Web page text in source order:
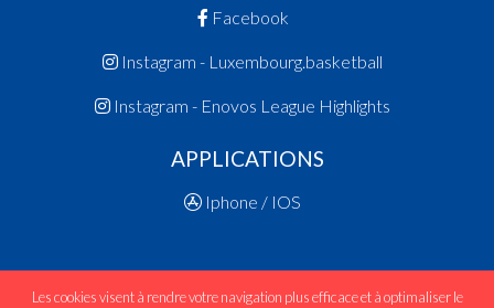
Facebook
Instagram - Luxembourg.basketball
Instagram - Enovos League Highlights
APPLICATIONS
Iphone / IOS
Les cookies visent à rendre votre navigation plus efficace et à optimaliser le